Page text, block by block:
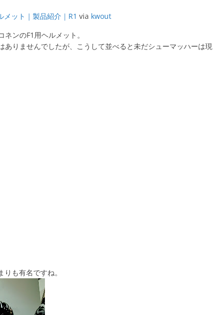
メット｜製品紹介｜R1 via kwout
ンのF1用ヘルメット。
ありませんでしたが、こうして並べると未だシューマッハーは現
も有名ですね。